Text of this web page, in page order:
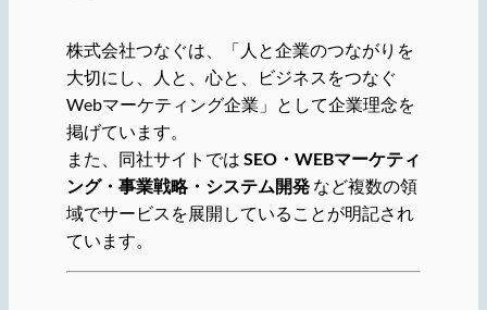
株式会社つなぐは、「人と企業のつながりを
大切にし、人と、心と、ビジネスをつなぐ
Webマーケティング企業」として企業理念を
掲げています。
また、同社サイトでは SEO・WEBマーケティ
ング・事業戦略・システム開発など複数の領
域でサービスを展開していることが明記され
ています。